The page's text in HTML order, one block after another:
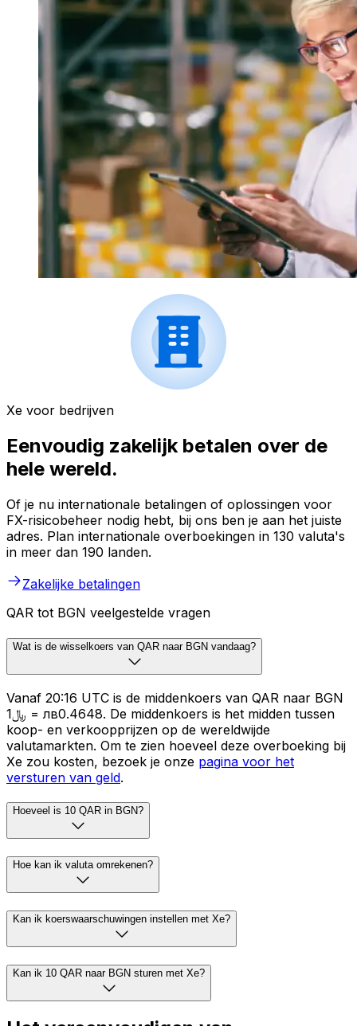
Xe voor bedrijven
Eenvoudig zakelijk betalen over de
hele wereld.
Of je nu internationale betalingen of oplossingen voor
FX-risicobeheer nodig hebt, bij ons ben je aan het juiste
adres. Plan internationale overboekingen in 130 valuta's
in meer dan 190 landen.
Zakelijke betalingen
QAR tot BGN veelgestelde vragen
Wat is de wisselkoers van QAR naar BGN vandaag?
Vanaf 20:16 UTC is de middenkoers van QAR naar BGN
﷼1 = лв0.4648. De middenkoers is het midden tussen
koop- en verkoopprijzen op de wereldwijde
valutamarkten. Om te zien hoeveel deze overboeking bij
Xe zou kosten, bezoek je onze pagina voor het
versturen van geld.
Hoeveel is 10 QAR in BGN?
Hoe kan ik valuta omrekenen?
Kan ik koerswaarschuwingen instellen met Xe?
Kan ik 10 QAR naar BGN sturen met Xe?